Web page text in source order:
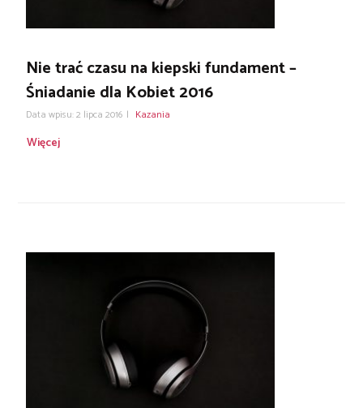
Nie trać czasu na kiepski fundament –
Śniadanie dla Kobiet 2016
Data wpisu: 2 lipca 2016 | Kazania
Więcej